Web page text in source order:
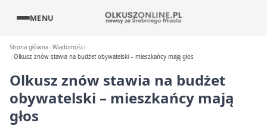
MENU
Strona główna Wiadomości
Olkusz znów stawia na budżet obywatelski – mieszkańcy mają głos
Olkusz znów stawia na budżet
obywatelski – mieszkańcy mają
głos